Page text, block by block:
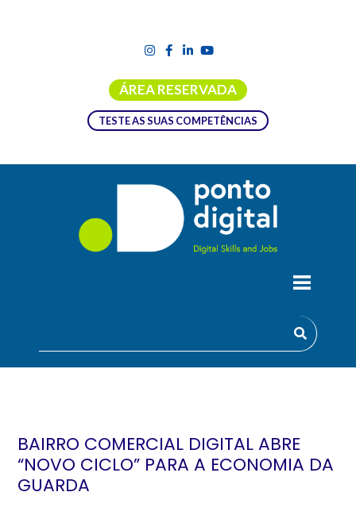
ÁREA RESERVADA
TESTE AS SUAS COMPETÊNCIAS
BAIRRO COMERCIAL DIGITAL ABRE
“NOVO CICLO” PARA A ECONOMIA DA
GUARDA